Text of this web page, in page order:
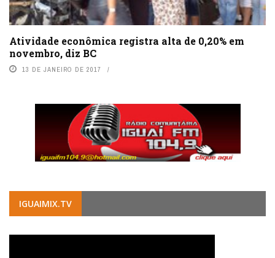
Atividade econômica registra alta de 0,20% em
novembro, diz BC
13 DE JANEIRO DE 2017
IGUAIMIX.TV